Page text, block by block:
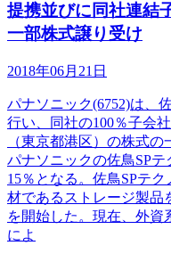
提携並びに同社連結
一部株式譲り受け
2018年06月21日
パナソニック(6752)は、
行い、同社の100％子会
（東京都港区）の株式
パナソニックの佐鳥SP
15％となる。佐鳥SPテ
材であるストレージ製品
を開始した。現在、外資
によ